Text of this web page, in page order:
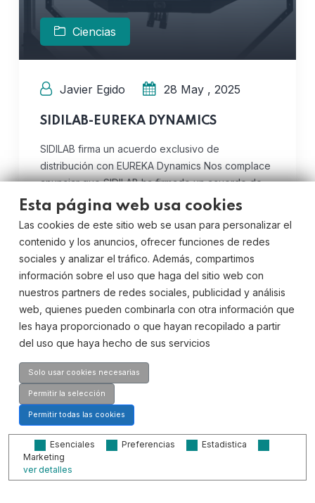
Ciencias
Javier Egido 28 May , 2025
SIDILAB-EUREKA DYNAMICS
SIDILAB firma un acuerdo exclusivo de
distribución con EUREKA Dynamics Nos complace
anunciar que SIDILAB ha firmado un acuerdo de
distribución ...
Leer más
Esta página web usa cookies
Las cookies de este sitio web se usan para personalizar el
contenido y los anuncios, ofrecer funciones de redes
sociales y analizar el tráfico. Además, compartimos
información sobre el uso que haga del sitio web con
nuestros partners de redes sociales, publicidad y análisis
web, quienes pueden combinarla con otra información que
les haya proporcionado o que hayan recopilado a partir
del uso que haya hecho de sus servicios
Solo usar cookies necesarias
Permitir la selección
Permitir todas las cookies
Esenciales Preferencias
Estadistica
Marketing
ver detalles